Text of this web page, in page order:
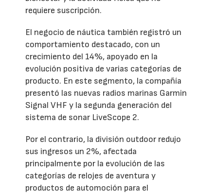
requiere suscripción.
El negocio de náutica también registró un
comportamiento destacado, con un
crecimiento del 14%, apoyado en la
evolución positiva de varias categorías de
producto. En este segmento, la compañía
presentó las nuevas radios marinas Garmin
Signal VHF y la segunda generación del
sistema de sonar LiveScope 2.
Por el contrario, la división outdoor redujo
sus ingresos un 2%, afectada
principalmente por la evolución de las
categorías de relojes de aventura y
productos de automoción para el